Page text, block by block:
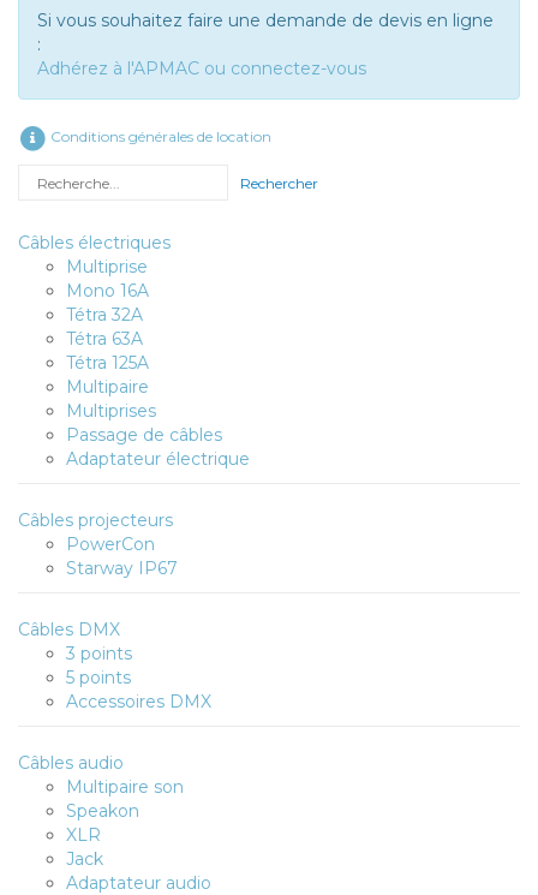
Si vous souhaitez faire une demande de devis en ligne
:
Adhérez à l'APMAC ou connectez-vous
Conditions générales de location
Rechercher
Câbles électriques
Multiprise
Mono 16A
Tétra 32A
Tétra 63A
Tétra 125A
Multipaire
Multiprises
Passage de câbles
Adaptateur électrique
Câbles projecteurs
PowerCon
Starway IP67
Câbles DMX
3 points
5 points
Accessoires DMX
Câbles audio
Multipaire son
Speakon
XLR
Jack
Adaptateur audio